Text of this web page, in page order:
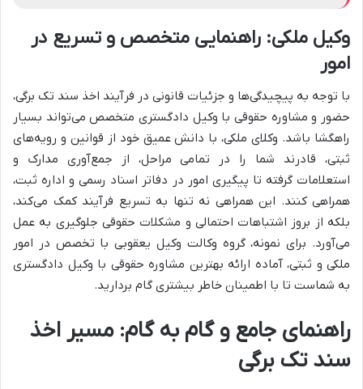
وکیل ملکی: راهنمایی متخصص و تسریع در
امور
با توجه به پیچیدگی‌ها و جزئیات قانونی در فرآیند اخذ سند تک برگی،
حضور و مشاوره حقوقی با وکیل دادگستری متخصص می‌تواند بسیار
راهگشا باشد. وکلای ملکی، با دانش عمیق خود از قوانین و رویه‌های
ثبتی، قادرند شما را در تمامی مراحل، از جمع‌آوری مدارک و
استعلامات گرفته تا پیگیری امور در دفاتر اسناد رسمی و اداره ثبت،
همراهی کنند. این همراهی نه تنها به تسریع فرآیند کمک می‌کند،
بلکه از بروز اشتباهات احتمالی و مشکلات حقوقی جلوگیری به عمل
می‌آورد. برای نمونه، گروه وکالت وکیل یعقوبی با تخصص در امور
ملکی و ثبتی، آماده ارائه بهترین مشاوره حقوقی با وکیل دادگستری
به شماست تا با اطمینان خاطر بیشتری گام بردارید.
راهنمای جامع و گام به گام: مسیر اخذ
سند تک برگی